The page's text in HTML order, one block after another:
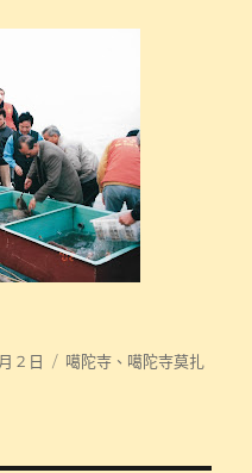
2 日
分
噶陀寺 、 噶陀寺莫扎